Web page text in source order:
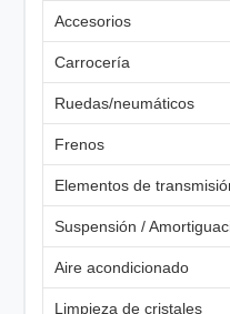
Accesorios
Carrocería
Ruedas/neumáticos
Frenos
Elementos de
Suspensión /
Aire acondicionado
Limpieza de cristales